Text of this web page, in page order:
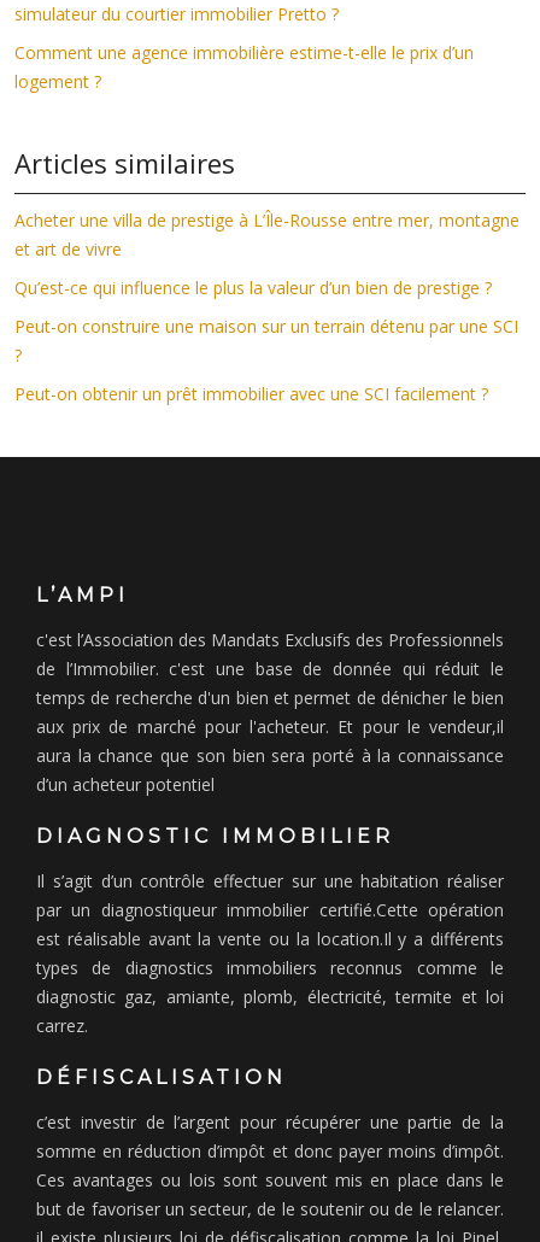
simulateur du courtier immobilier Pretto ?
Comment une agence immobilière estime-t-elle le prix d’un
logement ?
Articles similaires
Acheter une villa de prestige à L’Île-Rousse entre mer, montagne
et art de vivre
Qu’est-ce qui influence le plus la valeur d’un bien de prestige ?
Peut-on construire une maison sur un terrain détenu par une SCI
?
Peut-on obtenir un prêt immobilier avec une SCI facilement ?
L’AMPI
c'est l’Association des Mandats Exclusifs des Professionnels
de l’Immobilier. c'est une base de donnée qui réduit le
temps de recherche d'un bien et permet de dénicher le bien
aux prix de marché pour l'acheteur. Et pour le vendeur,il
aura la chance que son bien sera porté à la connaissance
d’un acheteur potentiel
DIAGNOSTIC IMMOBILIER
Il s’agit d’un contrôle effectuer sur une habitation réaliser
par un diagnostiqueur immobilier certifié.Cette opération
est réalisable avant la vente ou la location.Il y a différents
types de diagnostics immobiliers reconnus comme le
diagnostic gaz, amiante, plomb, électricité, termite et loi
carrez.
DÉFISCALISATION
c’est investir de l’argent pour récupérer une partie de la
somme en réduction d’impôt et donc payer moins d’impôt.
Ces avantages ou lois sont souvent mis en place dans le
but de favoriser un secteur, de le soutenir ou de le relancer.
il existe plusieurs loi de défiscalisation comme la loi Pinel,